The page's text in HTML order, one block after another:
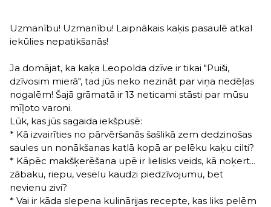
Uzmanību! Uzmanību! Laipnākais kaķis pasaulē atkal
iekūlies nepatikšanās!
Ja domājat, ka kaķa Leopolda dzīve ir tikai "Puiši,
dzīvosim mierā", tad jūs neko nezināt par viņa nedēļas
nogalēm! Šajā grāmatā ir 13 neticami stāsti par mūsu
mīļoto varoni.
Lūk, kas jūs sagaida iekšpusē:
* Kā izvairīties no pārvēršanās šašlikā zem dedzinošas
saules un nonākšanas katlā kopā ar pelēku kaķu cilti?
* Kāpēc makšķerēšana upē ir lielisks veids, kā noķert...
zābaku, riepu, veselu kaudzi piedzīvojumu, bet
nevienu zivi?
* Vai ir kāda slepena kulinārijas recepte, kas liks pelēm